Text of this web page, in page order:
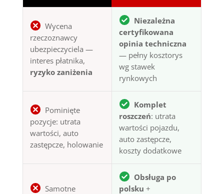
Wycena
rzeczoznawcy
ubezpieczyciela —
interes płatnika,
ryzyko zaniżenia
Niezależna
certyfikowana
opinia techniczna
— pełny kosztorys
wg stawek
rynkowych
Pominięte
pozycje: utrata
wartości, auto
zastępcze, holowanie
Komplet
roszczeń: utrata
wartości pojazdu,
auto zastępcze,
koszty dodatkowe
Samotne
Obsługa po
polsku +